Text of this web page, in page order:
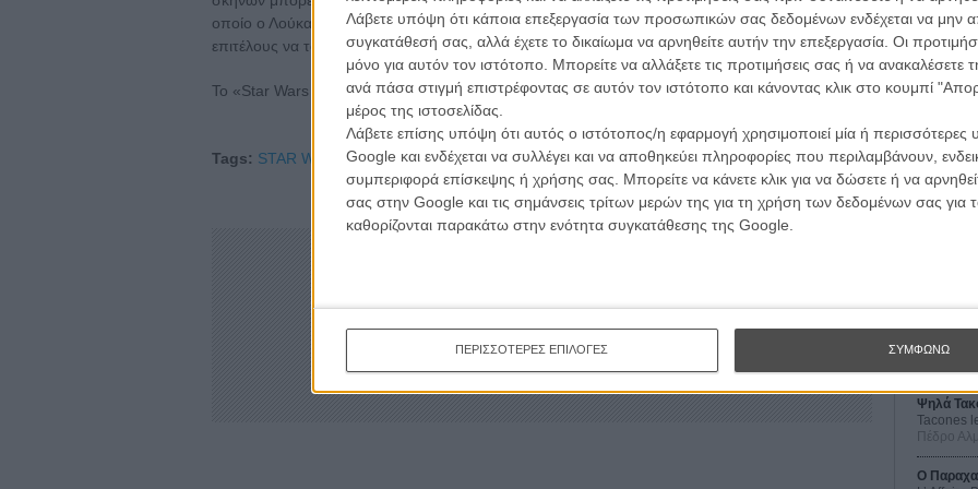
Λάβετε υπόψη ότι κάποια επεξεργασία των προσωπικών σας δεδομένων ενδέχεται να μην
συγκατάθεσή σας, αλλά έχετε το δικαίωμα να αρνηθείτε αυτήν την επεξεργασία. Οι
μόνο για αυτόν τον ιστότοπο. Μπορείτε να αλλάξετε τις προτιμήσεις σας ή να ανακαλέσετε
ανά πάσα στιγμή επιστρέφοντας σε αυτόν τον ιστότοπο και κάνοντας κλικ στο κουμπί
μέρος της ιστοσελίδας.
Λάβετε επίσης υπόψη ότι αυτός ο ιστότοπος/η εφαρμογή χρησιμοποιεί μία ή περισσότερες
Google και ενδέχεται να συλλέγει και να αποθηκεύει πληροφορίες που περιλαμβάνουν,
συμπεριφορά επίσκεψης ή χρήσης σας. Μπορείτε να κάνετε κλικ για να δώσετε ή να
σας στην Google και τις σημάνσεις τρίτων μερών της για τη χρήση των δεδομένων σας
καθορίζονται παρακάτω στην ενότητα συγκατάθεσης της Google.
ΠΕΡΙΣΣΟΤΕΡΕΣ ΕΠΙΛΟΓΕΣ ΣΥΜΦΩΝΩ
οποίο ο Λούκας έχει εξοπλίσει τη συλλογή, αλλά είναι αλήθεια πως κάποια στιγμή πρέπει
επιτέλους να τον σταματήσει κάποιος από την ανελέητη εκμετάλλευση του franchise.
Το «Star Wars Saga» κυκλοφορεί στην Ελλάδα από την Odeon στις 19 Σεπτεμβρίου.
Tags: STAR WARS, LUCAS, ΛΟΥΚΑΣ, ΠΟΛΕΜΟΣ ΤΩΝ ΑΣΤΡΩΝ
Οι
Οδύσσεια
The
Ψηλά
Tacones
Πέδρο
Ο